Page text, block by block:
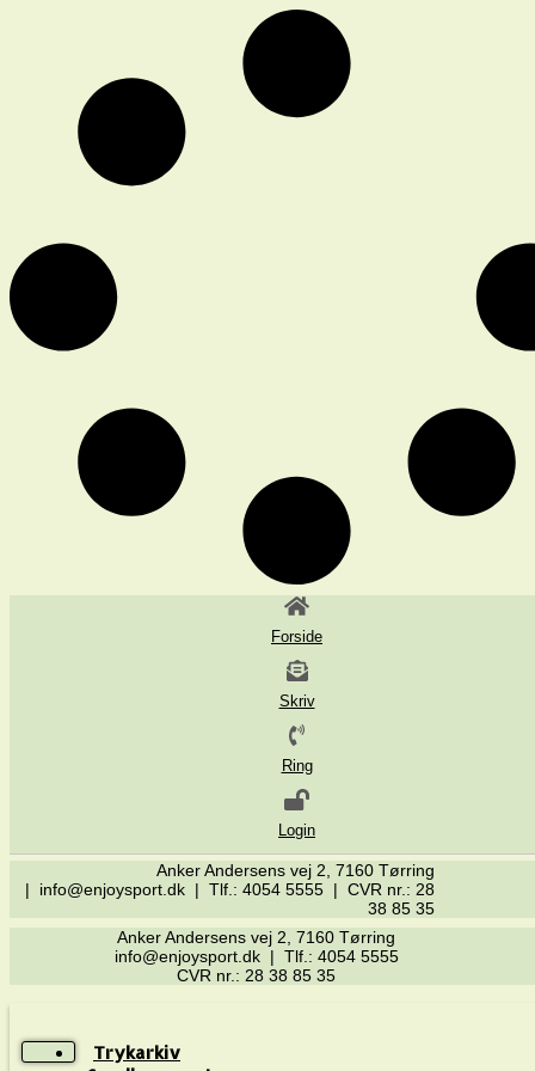
Forside
Skriv
Ring
Login
Anker Andersens vej 2, 7160 Tørring
| info@enjoysport.dk | Tlf.: 4054 5555 | CVR nr.: 28
38 85 35
Anker Andersens vej 2, 7160 Tørring
info@enjoysport.dk | Tlf.: 4054 5555
CVR nr.: 28 38 85 35
Trykarkiv